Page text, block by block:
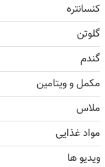
کنسانتره
گلوتن
گندم
مکمل و ویتامین
ملاس
مواد غذایی
ویدیو ها